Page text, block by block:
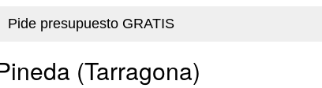
(Tarragona)